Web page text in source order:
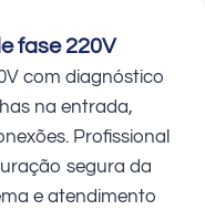
fase 220V
com diagnóstico
na entrada,
Profissional
segura da
e atendimento